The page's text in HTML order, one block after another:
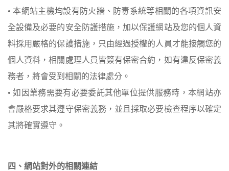
• 本網站主機均設有防火牆、防毒系統等相關的各項資訊安
全設備及必要的安全防護措施，加以保護網站及您的個人資
料採用嚴格的保護措施，只由經過授權的人員才能接觸您的
個人資料，相關處理人員皆簽有保密合約，如有違反保密義
務者，將會受到相關的法律處分。
• 如因業務需要有必要委託其他單位提供服務時，本網站亦
會嚴格要求其遵守保密義務，並且採取必要檢查程序以確定
其將確實遵守。
四、網站對外的相關連結